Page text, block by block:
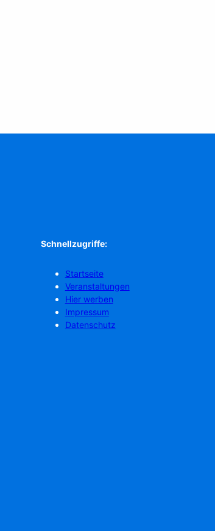
Schnellzugriffe:
Startseite
Veranstaltungen
Hier werben
Impressum
Datenschutz